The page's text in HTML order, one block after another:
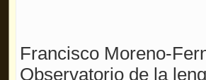
Francisco Moreno-
Observatorio de la